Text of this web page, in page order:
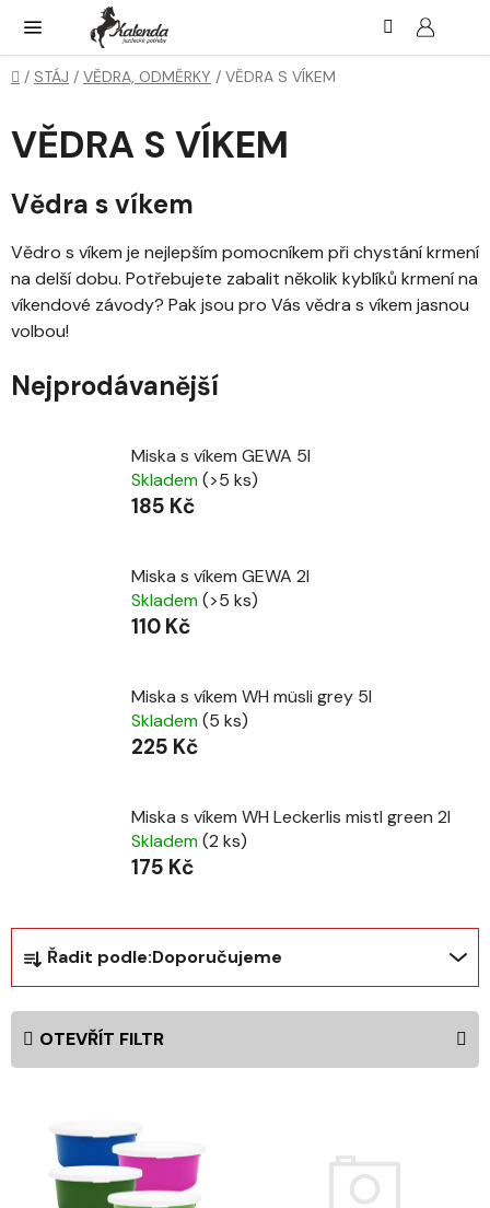
obsah
Domů
/ STÁJ / VĚDRA, ODMĚRKY / VĚDRA S VÍKEM
VĚDRA S VÍKEM
Vědra s víkem
Vědro s víkem je nejlepším pomocníkem při chystání krmení
na delší dobu. Potřebujete zabalit několik kyblíků krmení na
víkendové závody? Pak jsou pro Vás vědra s víkem jasnou
volbou!
Nejprodávanější
Miska s víkem GEWA 5l
Skladem(>5 ks)
185 Kč
Miska s víkem GEWA 2l
Skladem(>5 ks)
110 Kč
Miska s víkem WH müsli grey 5l
Skladem(5 ks)
225 Kč
Miska s víkem WH Leckerlis mistl green 2l
Skladem(2 ks)
175 Kč
Ř
a
z
e
n
Řadit podle:Doporučujeme
OTEVŘÍT FILTR